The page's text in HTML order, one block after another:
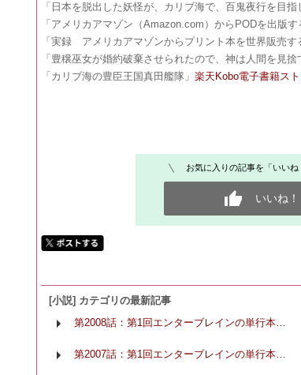
「日本を脱出した妖怪が、カリブ海で、百鬼夜行を目指
「アメリカアマゾン（Amazon.com）からPODを出版す
「実録 アメリカアマゾンからプリント本を世界販売す
「豊穣巫女が婚約破棄させられたので、神は人間を見捨
「カリブ海の豊臣王国真田艦隊」​楽天Kobo電子書籍ス
お気に入りの記事を「いいね
いいね！
[小説] カテゴリの最新記事
第2008話：第1回エンターブレインの単行本…
第2007話：第1回エンターブレインの単行本…